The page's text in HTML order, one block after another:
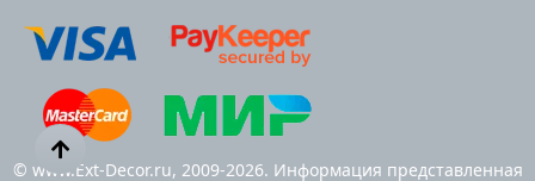
© www.Ext-Decor.ru, 2009-2026. Информация представленная